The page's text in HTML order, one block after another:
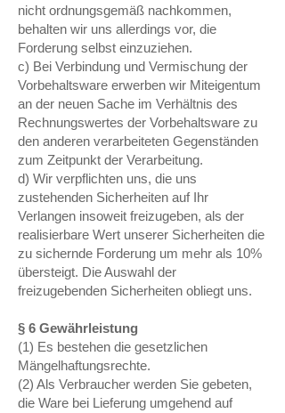
nicht ordnungsgemäß nachkommen,
behalten wir uns allerdings vor, die
Forderung selbst einzuziehen.
c) Bei Verbindung und Vermischung der
Vorbehaltsware erwerben wir Miteigentum
an der neuen Sache im Verhältnis des
Rechnungswertes der Vorbehaltsware zu
den anderen verarbeiteten Gegenständen
zum Zeitpunkt der Verarbeitung.
d) Wir verpflichten uns, die uns
zustehenden Sicherheiten auf Ihr
Verlangen insoweit freizugeben, als der
realisierbare Wert unserer Sicherheiten die
zu sichernde Forderung um mehr als 10%
übersteigt. Die Auswahl der
freizugebenden Sicherheiten obliegt uns.
§ 6 Gewährleistung
(1) Es bestehen die gesetzlichen
Mängelhaftungsrechte.
(2) Als Verbraucher werden Sie gebeten,
die Ware bei Lieferung umgehend auf